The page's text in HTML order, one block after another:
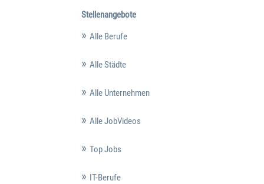
Stellenangebote
Alle Berufe
Alle Städte
Alle Unternehmen
Alle JobVideos
Top Jobs
IT-Berufe